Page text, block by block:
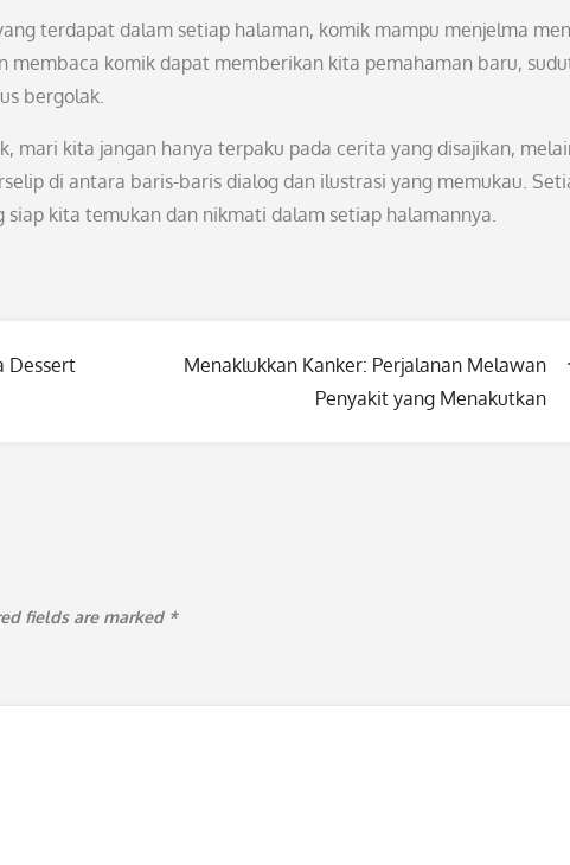
terdapat dalam setiap halaman, komik mampu menjelma
membaca komik dapat memberikan kita pemahaman baru,
bergolak.
mari kita jangan hanya terpaku pada cerita yang disajikan,
di antara baris-baris dialog dan ilustrasi yang memukau.
kita temukan dan nikmati dalam setiap halamannya.
Dessert
Menaklukkan Kanker: Perjalanan Melawan
Penyakit yang Menakutkan
fields are marked *